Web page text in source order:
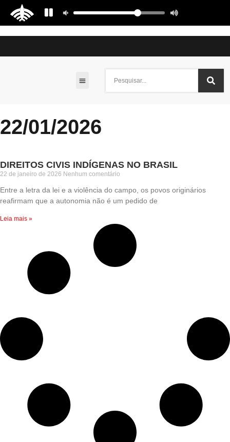
22/01/2026
DIREITOS CIVIS INDÍGENAS NO BRASIL
22 de janeiro de 2026 Nenhum comentário
Entre a letra da lei e a violência do campo, os povos originários
reafirmam que a autonomia não é um pedido de
Leia mais »